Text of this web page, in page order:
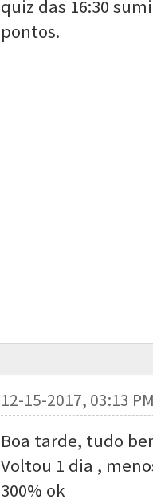
quiz das 16:30
pontos.
12-15-2017, 03:13
Boa tarde, tudo
Voltou 1 dia ,
300% ok